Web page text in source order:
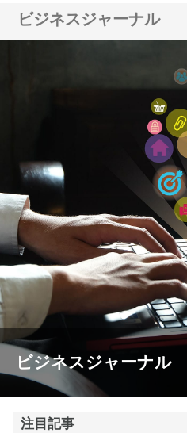
ビジネスジャーナル
ビジネスジャーナル
注目記事